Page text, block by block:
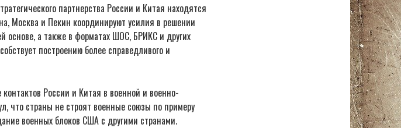
партнерства России и Китая находятся
Москва и Пекин координируют усилия в решении
основе, а также в форматах ШОС, БРИКС и других
построению более справедливого и
России и Китая в военной и военно-
что страны не строят военные союзы по примеру
военных блоков США с другими странами.